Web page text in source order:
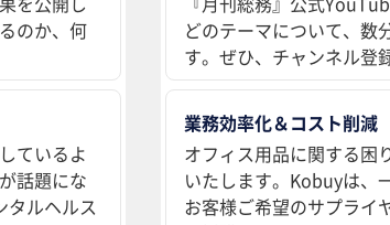
のか、何
どのテーマについて、数
す。ぜひ、チャンネル登
ているよ
話題にな
タルヘルス
業務効率化＆コスト削
オフィス用品に関する困
いたします。Kobuyは、
お客様ご希望のサプライ